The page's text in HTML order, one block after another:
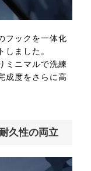
フックを一体化
しました。
ミニマルで洗練
成度をさらに高
久性の両立